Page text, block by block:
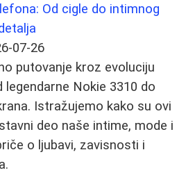
Od cigle do intimnog
07-26
putovanje kroz evoluciju
Nokie 3310 do
Istražujemo kako su ovi
deo naše intime, mode i
o ljubavi, zavisnosti i